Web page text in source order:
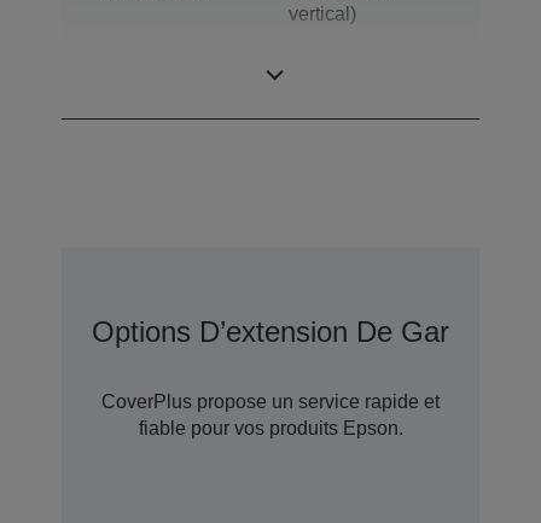
vertical)
Options D’extension De Garantie
CoverPlus propose un service rapide et
fiable pour vos produits Epson.